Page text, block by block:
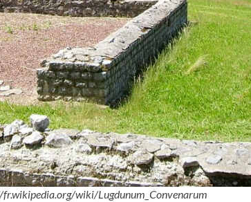
fr.wikipedia.org/wiki/Lugdunum_Convenarum